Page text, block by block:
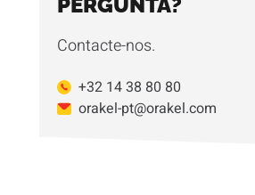
Contacte-nos.
+32 14 38 80 80
orakel-pt@orakel.com